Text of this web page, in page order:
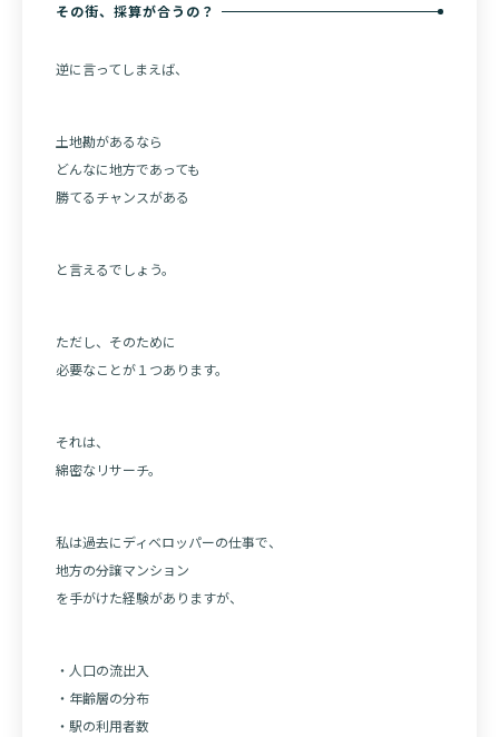
その街、採算が合うの？
逆に言ってしまえば、
土地勘があるなら
どんなに地方であっても
勝てるチャンスがある
と言えるでしょう。
ただし、そのために
必要なことが１つあります。
それは、
綿密なリサーチ。
私は過去にディベロッパーの仕事で、
地方の分譲マンション
を手がけた経験がありますが、
・人口の流出入
・年齢層の分布
・駅の利用者数